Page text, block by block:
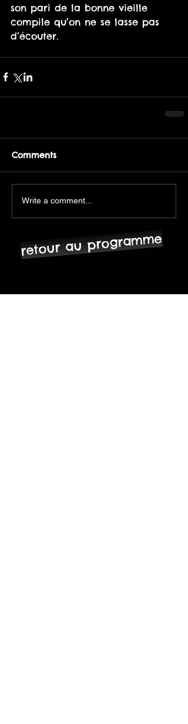
son pari de la bonne vieille
compile qu’on ne se lasse pas
d’écouter.
Comments
Write a comment...
retour au programme